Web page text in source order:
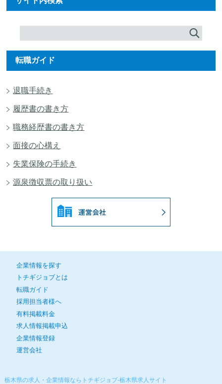
転職ガイド
退職手続き
履歴書の書き方
職務経歴書の書き方
面接の心構え
失業保険の手続き
源泉徴収票の取り扱い
企業情報を探す
トチギジョブとは
転職ガイド
採用担当者様へ
有料掲載料金
求人情報掲載申込
企業情報登録
運営会社
栃木県の求人・企業情報ならトチギジョブ-栃木県求人サイト